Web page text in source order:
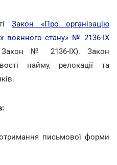
Закон «Про організацію
воєнного стану» № 2136-ІХ
№ 2136-ІХ). Закон
найму, релокації та
письмової форми